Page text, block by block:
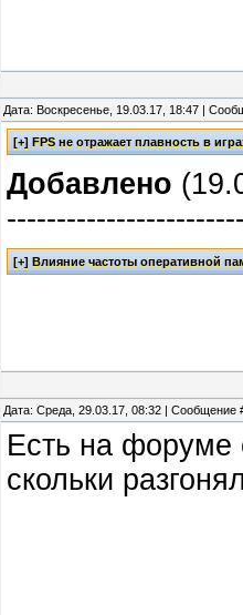
Дата: Воскресенье, 19.03.17, 18:47 |
Добавлено
Дата: Среда, 29.03.17, 08:32 | Сообщение
Есть на форуме
скольки